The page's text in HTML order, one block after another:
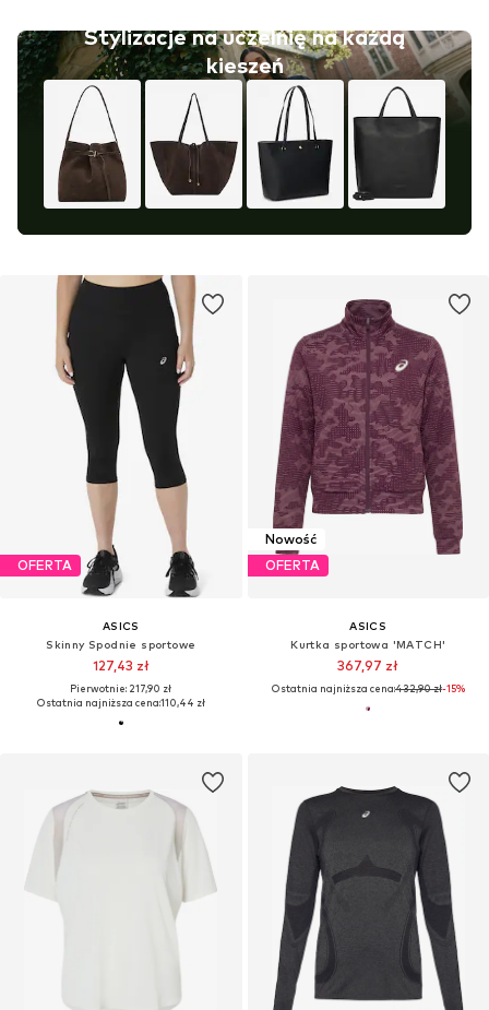
Stylizacje na uczelnię na każdą
kieszeń
OFERTA
ASICS
Skinny Spodnie sportowe
127,43 zł
Pierwotnie: 217,90 zł
Ostatnia najniższa cena:110,44 zł
Nowość
OFERTA
ASICS
Kurtka sportowa 'MATCH'
367,97 zł
Ostatnia najniższa cena:432,90 zł-15%